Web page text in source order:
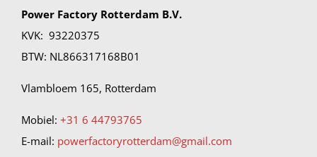
Power Factory Rotterdam B.V.
KVK: 93220375
BTW: NL866317168B01
Vlambloem 165, Rotterdam
Mobiel: +31 6 44793765
E-mail: powerfactoryrotterdam@gmail.com